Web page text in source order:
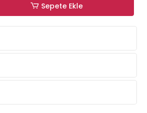
Sepete Ekle